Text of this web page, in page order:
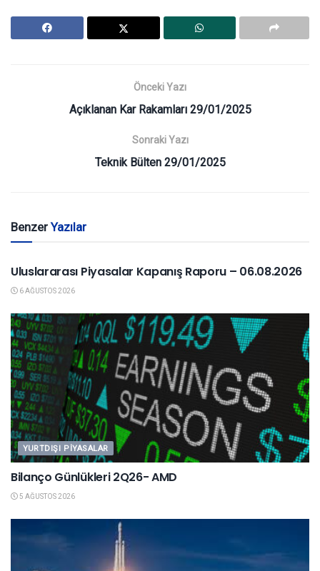
Önceki Yazı
Açıklanan Kar Rakamları 29/01/2025
Sonraki Yazı
Teknik Bülten 29/01/2025
BenzerYazılar
YURTDIŞI PIYASALAR
Uluslararası Piyasalar Kapanış Raporu – 06.08.2026
6 AĞUSTOS 2026
YURTDIŞI PIYASALAR
Bilanço Günlükleri 2Q26- AMD
5 AĞUSTOS 2026